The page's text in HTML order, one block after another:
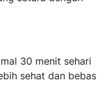
30 menit sehari
sehat dan bebas